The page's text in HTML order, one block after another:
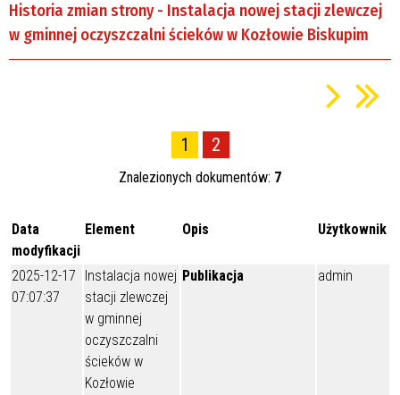
Historia zmian strony - Instalacja nowej stacji zlewczej
w gminnej oczyszczalni ścieków w Kozłowie Biskupim
1 2
Znalezionych dokumentów: 7
Data
modyfikacji
Element Opis Użytkownik
2025-12-17
07:07:37
Instalacja nowej
stacji zlewczej
w gminnej
oczyszczalni
ścieków w
Kozłowie
Publikacja admin